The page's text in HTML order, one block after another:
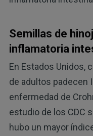
Semillas de
inflamatoria
En Estados Unidos,
de adultos padecen
enfermedad de
estudio de los CDC
hubo un mayor